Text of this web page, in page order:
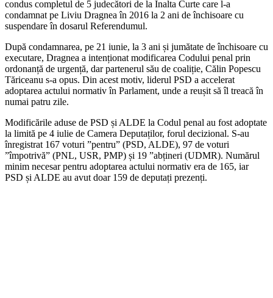
condus completul de 5 judecători de la Înalta Curte care l-a
condamnat pe Liviu Dragnea în 2016 la 2 ani de închisoare cu
suspendare în dosarul Referendumul.
După condamnarea, pe 21 iunie, la 3 ani și jumătate de închisoare cu
executare, Dragnea a intenționat modificarea Codului penal prin
ordonanță de urgență, dar partenerul său de coaliție, Călin Popescu
Tăriceanu s-a opus. Din acest motiv, liderul PSD a accelerat
adoptarea actului normativ în Parlament, unde a reușit să îl treacă în
numai patru zile.
Modificările aduse de PSD și ALDE la Codul penal au fost adoptate
la limită pe 4 iulie de Camera Deputaților, forul decizional. S-au
înregistrat 167 voturi ”pentru” (PSD, ALDE), 97 de voturi
”împotrivă” (PNL, USR, PMP) și 19 ”abțineri (UDMR). Numărul
minim necesar pentru adoptarea actului normativ era de 165, iar
PSD și ALDE au avut doar 159 de deputați prezenți.